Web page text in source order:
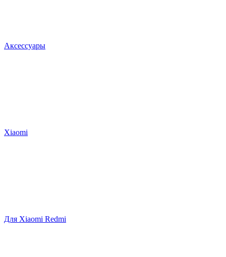
Аксессуары
Xiaomi
Для Xiaomi Redmi